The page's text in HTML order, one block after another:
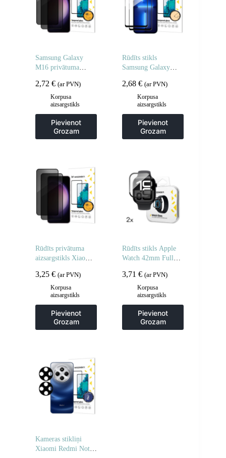
Samsung Galaxy
M16 privātuma
2,72 € (ar PVN)
Korpusa
aizsargstikls
Pievienot
Grozam
Rūdīts stikls
Samsung Galaxy
pilnībā līmējamam
rūdītam stiklam – 2
2,68€ (ar PVN)
Korpusa
aizsargstikls
Pievienot
Grozam
Rūdīts privātuma
aizsargstikls Xiaomi
Note 14 4G
privātuma
aizsardzībai – 2 gab.
3,25 € (ar PVN)
Korpusa
aizsargstikls
Pievienot
Grozam
Rūdīts stikls Apple
Watch 42mm Full
3,71€ (ar PVN)
Korpusa
aizsargstikls
Pievienot
Grozam
Kameras stikliņi
Xiaomi Redmi Note